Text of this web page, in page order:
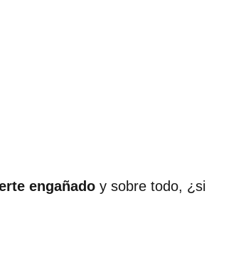
engañado y sobre todo, ¿si